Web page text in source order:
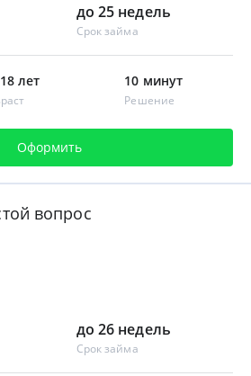
до 25 недель
Срок займа
лет 10 минут
Решение
Оформить
вопрос
до 26 недель
Срок займа